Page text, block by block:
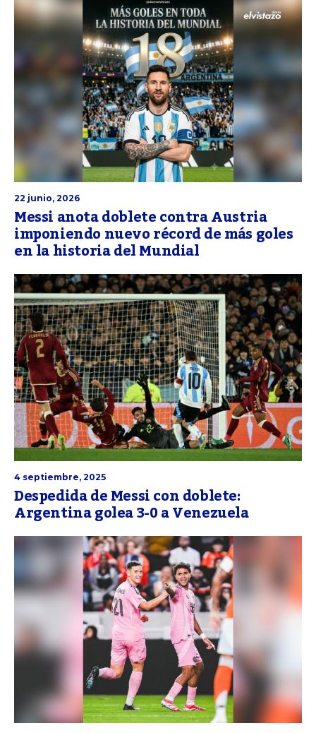
22 junio, 2026
Messi anota doblete contra Austria
imponiendo nuevo récord de más goles
en la historia del Mundial
4 septiembre, 2025
Despedida de Messi con doblete:
Argentina golea 3-0 a Venezuela